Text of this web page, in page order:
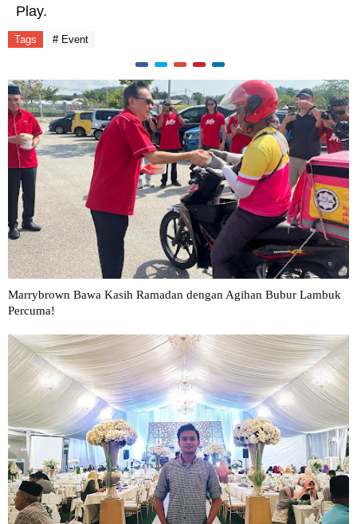
Play.
Tags # Event
Marrybrown Bawa Kasih Ramadan dengan Agihan Bubur Lambuk
Percuma!